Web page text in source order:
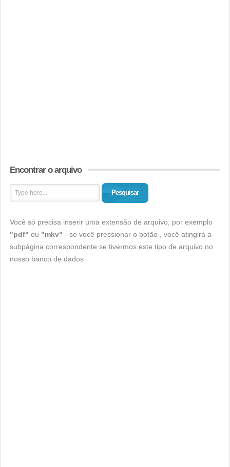
Encontrar o arquivo
Pesquisar
Você só precisa inserir uma extensão de arquivo, por exemplo
"pdf" ou "mkv" - se você pressionar o botão , você atingirá a
subpágina correspondente se tivermos este tipo de arquivo no
nosso banco de dados